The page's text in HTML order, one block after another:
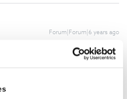
Forum|Forum|6 years ago
Aguardo contacto. Obrigada